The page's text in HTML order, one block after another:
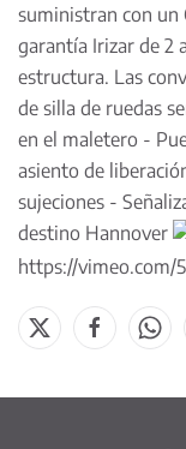
suministran con un
garantía Irizar de 2
estructura. Las
de silla de ruedas
en el maletero -
asiento de
sujeciones -
destino Hannover
https://vimeo.com/